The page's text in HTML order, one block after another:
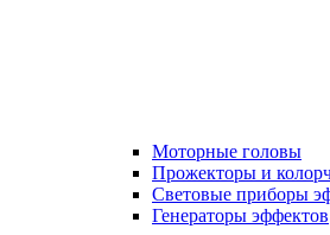
Моторные головы
Прожекторы и
Световые приборы
Генераторы эффектов